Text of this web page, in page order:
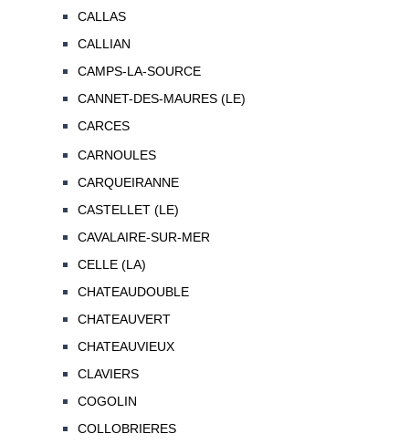
CALLAS
CALLIAN
CAMPS-LA-SOURCE
CANNET-DES-MAURES (LE)
CARCES
CARNOULES
CARQUEIRANNE
CASTELLET (LE)
CAVALAIRE-SUR-MER
CELLE (LA)
CHATEAUDOUBLE
CHATEAUVERT
CHATEAUVIEUX
CLAVIERS
COGOLIN
COLLOBRIERES